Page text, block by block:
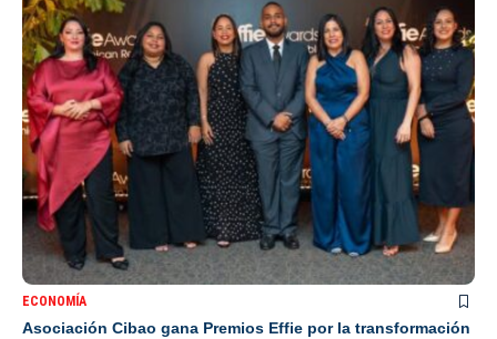
ECONOMÍA
Asociación Cibao gana Premios Effie por la transformación